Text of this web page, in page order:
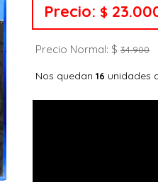
Precio: $
Precio Normal: $ 34.900
Nos quedan 16 unidades